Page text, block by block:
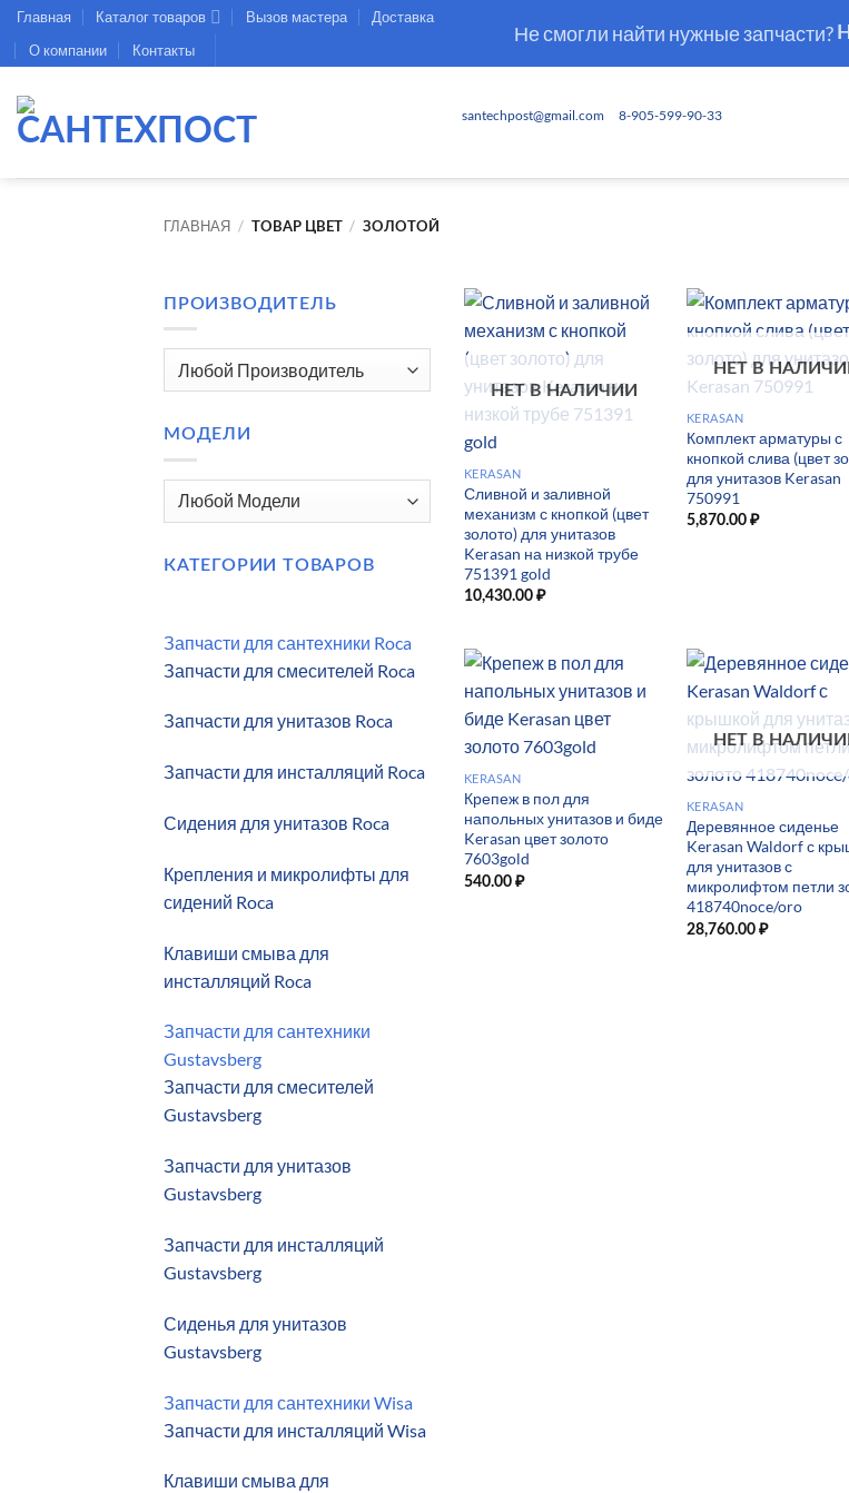
Skip
to
content
Главная Каталог товаров Вызов мастера
Доставка
О компании
Контакты
Не смогли найти нужные запчасти?
santechpost@gmail.com 8-905-599-90-33
ГЛАВНАЯ / ТОВАР ЦВЕТ / ЗОЛОТОЙ
ПРОИЗВОДИТЕЛЬ
МОДЕЛИ
КАТЕГОРИИ ТОВАРОВ
Запчасти для сантехники Roca
Запчасти для смесителей Roca
Запчасти для унитазов Roca
Запчасти для инсталляций Roca
Сидения для унитазов Roca
Крепления и микролифты для
сидений Roca
Клавиши смыва для
инсталляций Roca
Запчасти для сантехники
Gustavsberg
Запчасти для смесителей
Gustavsberg
Запчасти для унитазов
Gustavsberg
Запчасти для инсталляций
Gustavsberg
Сиденья для унитазов
Gustavsberg
Запчасти для сантехники Wisa
Запчасти для инсталляций Wisa
Клавиши смыва для
НЕТ В НАЛИЧИИ
KERASAN
Сливной и заливной
механизм с кнопкой (цвет
золото) для унитазов
Kerasan на низкой трубе
751391 gold
10,430.00 ₽
НЕТ В
KERASAN
Комплект арматуры с
кнопкой слива (цвет
для унитазов Kerasan
750991
5,870.00 ₽
KERASAN
Крепеж в пол для
напольных унитазов и биде
Kerasan цвет золото
7603gold
540.00 ₽
НЕТ В
KERASAN
Деревянное сиденье
Kerasan Waldorf с
для унитазов с
микролифтом петли
418740noce/oro
28,760.00 ₽